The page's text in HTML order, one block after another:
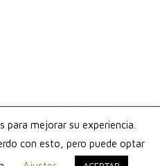
- Todos los derechos
para mejorar su experiencia.
con esto, pero puede optar